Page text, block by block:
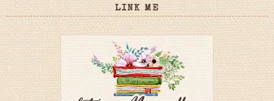
LINK ME